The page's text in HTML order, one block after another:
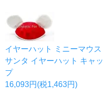
イヤーハット ミニーマウス
サンタ イヤーハット キャッ
プ
16,093円(税1,463円)